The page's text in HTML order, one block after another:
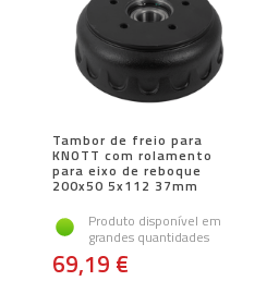
Tambor de freio para
KNOTT com rolamento
para eixo de reboque
200x50 5x112 37mm
Produto disponível em
grandes quantidades
69,19 €